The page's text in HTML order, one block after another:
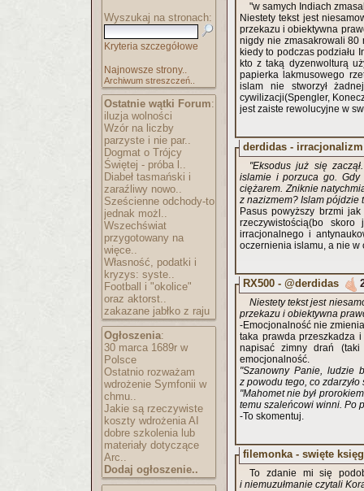
Wyszukaj na stronach:
Kryteria szczegółowe
Najnowsze strony..
Archiwum streszczeń..
Ostatnie wątki Forum:
iluzja wolności
Wzór na liczby
parzyste i nie par..
Dogmat o Trójcy
Świętej - próba l..
Diabeł tasmański i
zaraźliwy nowo..
Sześcienne odchody-to
jednak możl..
Wszechświat
przygotowany na
więce..
Własność, podatki i
kryzys: syste..
Football i "okolice"
oraz aktorst..
zakazane jabłko z raju
Ogłoszenia:
30 marca 1689r w
Polsce
Ostatnio rozważam
wdrożenie Symfonii w
chmu..
Jakie są rzeczywiste
koszty wdrożenia AI
dobre szkolenia lub
materiały dotyczące
Arc..
Dodaj ogłoszenie..
"w samych Indiach
Niestety tekst jest
przekazu i obiektywna
nigdy nie zmasakrowali 80
kiedy to podczas podziału
kto z taką dyzenwolturą
papierka lakmusowego
islam nie stworzył
cywilizacji(Spengler,
jest zaiste rewolucyjne w
derdidas - irracjonalizm
"Eksodus już się
islamie i porzuca go. Gdy
ciężarem. Zniknie
z nazizmem? Islam pójdzie
Pasus powyższy brzmi
rzeczywistością(bo
irracjonalnego i
oczernienia islamu, a nie
RX500 - @derdidas
Niestety tekst jest
przekazu i obiektywna
-Emocjonalność nie
taka prawda przeszkadza
napisać zimny drań
emocjonalność.
"Szanowny Panie, ludzie
z powodu tego, co
"Mahomet nie był
temu szaleńcowi winni. Po
-To skomentuj.
filemonka - swięte
To zdanie mi się
i niemuzułmanie czytali